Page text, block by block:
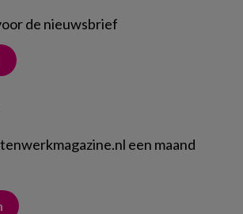
de nieuwsbrief
een maand